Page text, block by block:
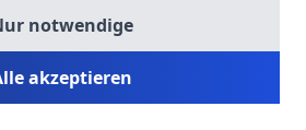
UG
& Executive Search
notwendige
akzeptieren